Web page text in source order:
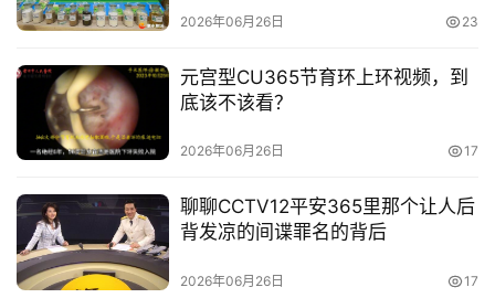
2026年06月26日 23
元宫型CU365节育环上环视频，到
底该不该看？
2026年06月26日 17
聊聊CCTV12平安365里那个让人后
背发凉的间谍罪名的背后
2026年06月26日 17